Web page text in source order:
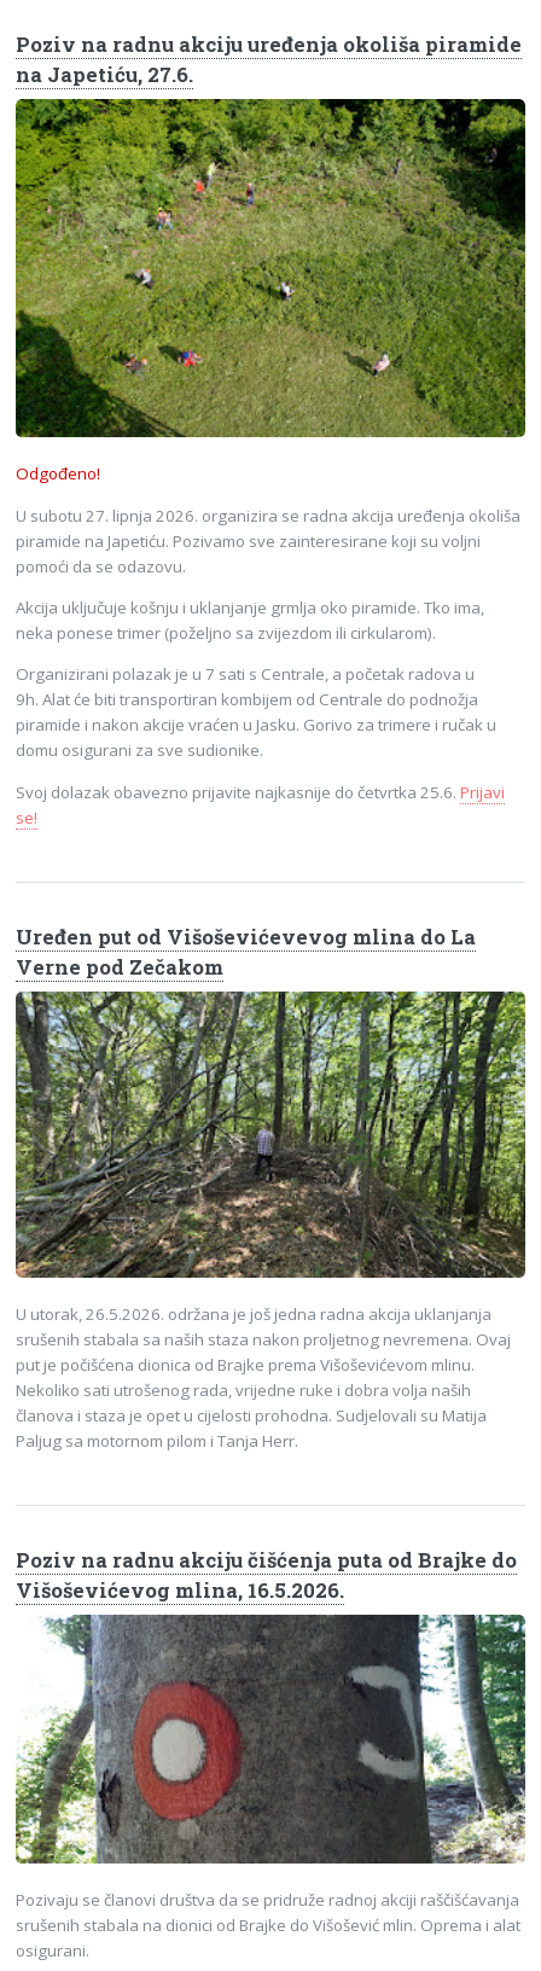
Poziv na radnu akciju uređenja okoliša piramide
na Japetiću, 27.6.
Odgođeno!
U subotu 27. lipnja 2026. organizira se radna akcija uređenja okoliša
piramide na Japetiću. Pozivamo sve zainteresirane koji su voljni
pomoći da se odazovu.
Akcija uključuje košnju i uklanjanje grmlja oko piramide. Tko ima,
neka ponese trimer (poželjno sa zvijezdom ili cirkularom).
Organizirani polazak je u 7 sati s Centrale, a početak radova u
9h. Alat će biti transportiran kombijem od Centrale do podnožja
piramide i nakon akcije vraćen u Jasku. Gorivo za trimere i ručak u
domu osigurani za sve sudionike.
Svoj dolazak obavezno prijavite najkasnije do četvrtka 25.6.Prijavi
se!
Uređen put od Višoševićevevog mlina do La
Verne pod Zečakom
U utorak, 26.5.2026. održana je još jedna radna akcija uklanjanja
srušenih stabala sa naših staza nakon proljetnog nevremena. Ovaj
put je počišćena dionica od Brajke prema Višoševićevom mlinu.
Nekoliko sati utrošenog rada, vrijedne ruke i dobra volja naših
članova i staza je opet u cijelosti prohodna. Sudjelovali su Matija
Paljug sa motornom pilom i Tanja Herr.
Poziv na radnu akciju čišćenja puta od Brajke do
Višoševićevog mlina, 16.5.2026.
Pozivaju se članovi društva da se pridruže radnoj akciji raščišćavanja
srušenih stabala na dionici od Brajke do Višošević mlin. Oprema i alat
osigurani.